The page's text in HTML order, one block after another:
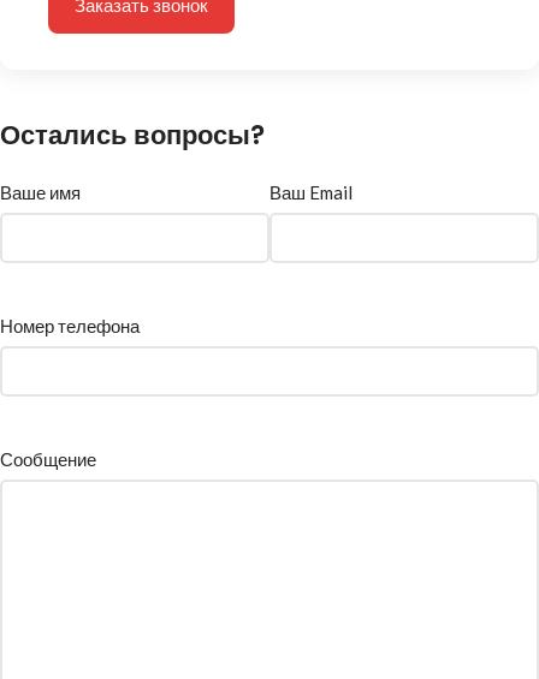
Заказать звонок
Остались вопросы?
Ваше имя Ваш Email
Номер телефона
Сообщение